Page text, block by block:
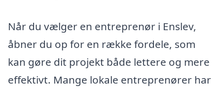
Når du vælger en entreprenør i Enslev,
åbner du op for en række fordele, som
kan gøre dit projekt både lettere og mere
effektivt. Mange lokale entreprenører har